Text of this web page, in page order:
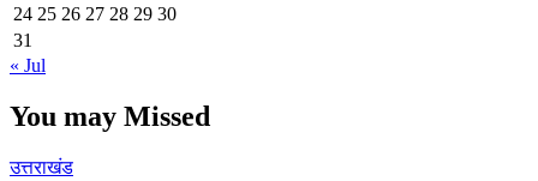
24 25 26 27 28 29 30
31
« Jul
You may Missed
उत्तराखंड